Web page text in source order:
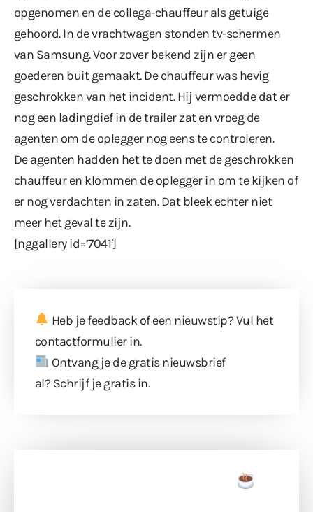
opgenomen en de collega-chauffeur als getuige
gehoord. In de vrachtwagen stonden tv-schermen
van Samsung. Voor zover bekend zijn er geen
goederen buit gemaakt. De chauffeur was hevig
geschrokken van het incident. Hij vermoedde dat er
nog een ladingdief in de trailer zat en vroeg de
agenten om de oplegger nog eens te controleren.
De agenten hadden het te doen met de geschrokken
chauffeur en klommen de oplegger in om te kijken of
er nog verdachten in zaten. Dat bleek echter niet
meer het geval te zijn.
[nggallery id=’7041′]
Heb je feedback of een nieuwstip? Vul het
contactformulierin.
Ontvang je de gratis nieuwsbrief
al? Schrijf je gratis in.